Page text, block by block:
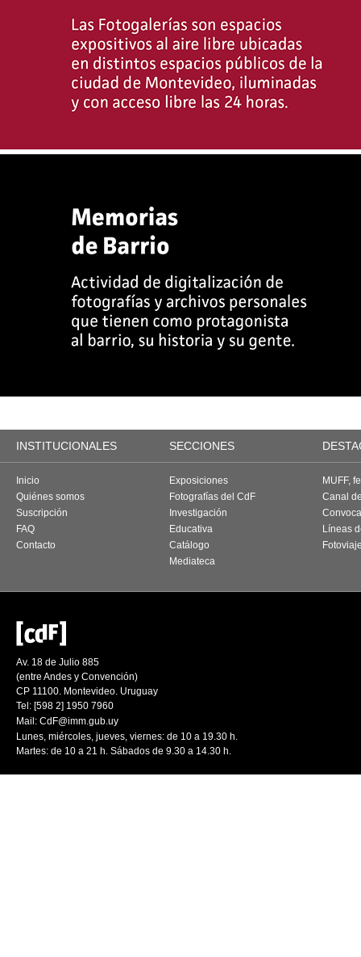
INSTITUCIONALES SECCIONES
Inicio
Quiénes somos
Suscripción
FAQ
Contacto
Exposiciones
Fotografías del CdF
Investigación
Educativa
Catálogo
Mediateca
MUFF,
Canal
Líneas
Av. 18 de Julio 885
(entre Andes y Convención)
CP 11100. Montevideo. Uruguay
Tel: [598 2] 1950 7960
Mail: CdF@imm.gub.uy
Lunes, miércoles, jueves, viernes: de 10 a 19.30 h.
Martes: de 10 a 21 h. Sábados de 9.30 a 14.30 h.